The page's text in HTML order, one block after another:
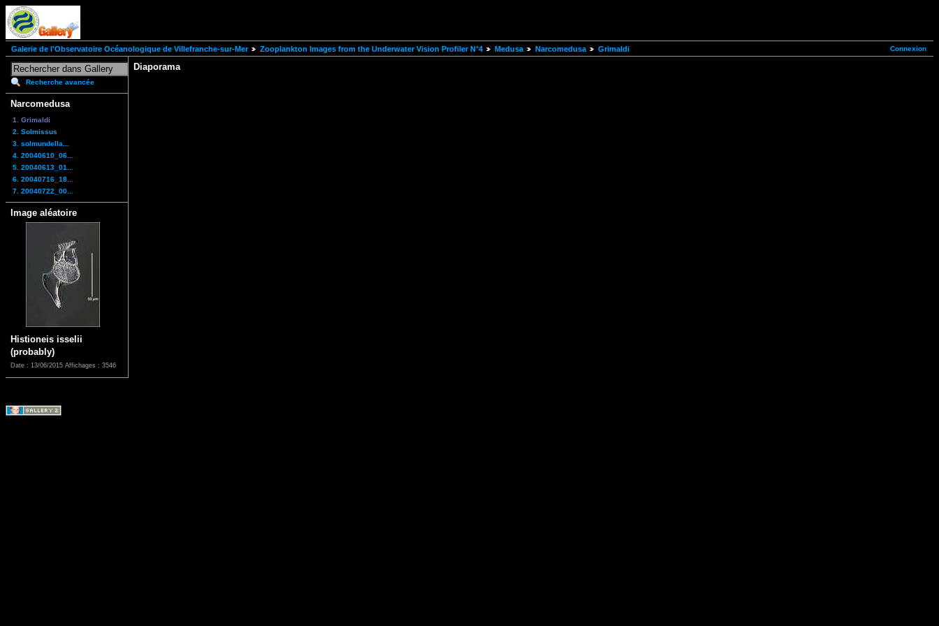
Connexion
Galerie de l'Observatoire Océanologique de Villefranche-sur-Mer Zooplankton Images from the Underwater Vision Profiler N°4 Medusa Narcomedusa Grimaldi
Recherche avancée
Narcomedusa
1. Grimaldi
2. Solmissus
3. solmundella...
4. 20040610_06...
5. 20040613_01...
6. 20040716_18...
7. 20040722_00...
Image aléatoire
Histioneis isselii
(probably)
Date : 13/06/2015 Affichages : 3546
Diaporama